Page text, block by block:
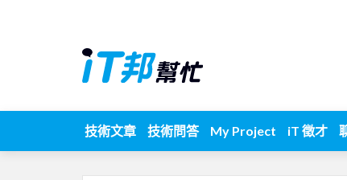
技術文章 技術問答 My Project iT 徵才